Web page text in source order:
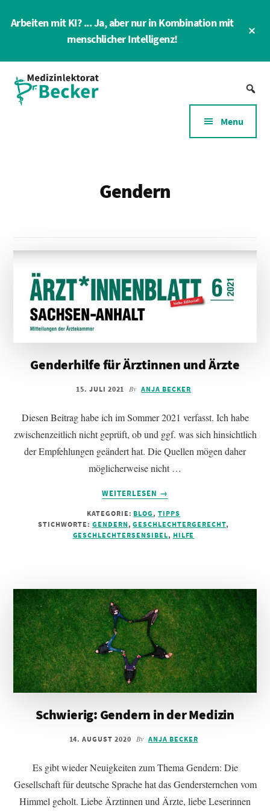
Arbeiten mit KI? ... Ja, aber nur in Kombination mit
menschlicher Intelligenz!
Additional
menu
Medizin-
Lektorat
Menu
Gendern
Genderhilfe für Ärztinnen und Ärzte
15. JULI 2021 By ANJA BECKER
Diesen Beitrag habe ich im Sommer 2021 verfasst. Ich habe
zwischenzeitlich nicht geprüft, ob und ggf. was sich hinsichtlich
der Empfehlungen geändert hat. Die Quellen mögen daher
möglicherweise nicht …
WEITERLESEN
INFOS
PLUGIN
GENDERHILFE
FÜR
→
KATEGORIE: BLOG ,TIPPS
STICHWORTE: GENDERN ,GESCHLECHTERGERECHT,
GESCHLECHTERSENSIBEL, HILFE
Schwierig: Gendern in der Medizin
14. AUGUST 2020 By ANJA BECKER
Es gibt wieder Neuigkeiten zum Thema Gendern: Die
Gesellschaft für deutsche Sprache hat das Gendersternchen vom
Himmel geholt. Liebe Ärztinnen und Ärzte, liebe Leserinnen